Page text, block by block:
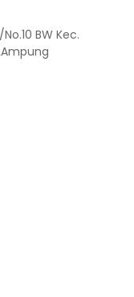
BW Kec.